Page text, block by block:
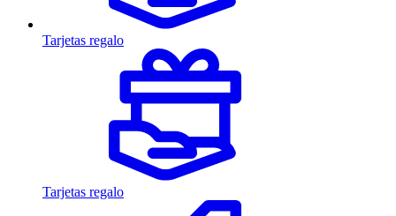
Tarjetas regalo
Tarjetas regalo